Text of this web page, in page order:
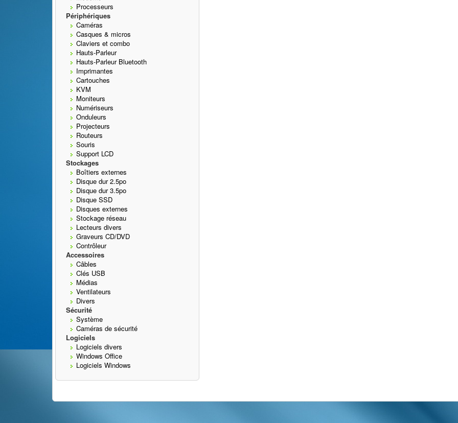
Processeurs
Périphériques
Caméras
Casques & micros
Claviers et combo
Hauts-Parleur
Hauts-Parleur Bluetooth
Imprimantes
Cartouches
KVM
Moniteurs
Numériseurs
Onduleurs
Projecteurs
Routeurs
Souris
Support LCD
Stockages
Boîtiers externes
Disque dur 2.5po
Disque dur 3.5po
Disque SSD
Disques externes
Stockage réseau
Lecteurs divers
Graveurs CD/DVD
Contrôleur
Accessoires
Câbles
Clés USB
Médias
Ventilateurs
Divers
Sécurité
Système
Caméras de sécurité
Logiciels
Logiciels divers
Windows Office
Logiciels Windows